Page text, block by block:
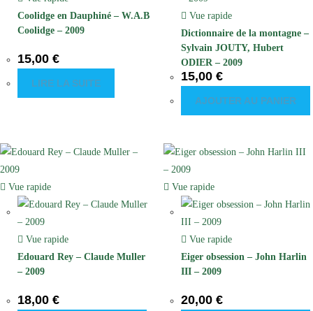
Coolidge en Dauphiné – W.A.B
Coolidge – 2009
15,00 €
LIRE LA SUITE
Vue rapide
Dictionnaire de la montagne –
Sylvain JOUTY, Hubert
ODIER – 2009
15,00 €
AJOUTER AU PANIER
Vue rapide
Vue rapide
Edouard Rey – Claude Muller
– 2009
18,00 €
Vue rapide
Vue rapide
Eiger obsession – John Harlin
III – 2009
20,00 €